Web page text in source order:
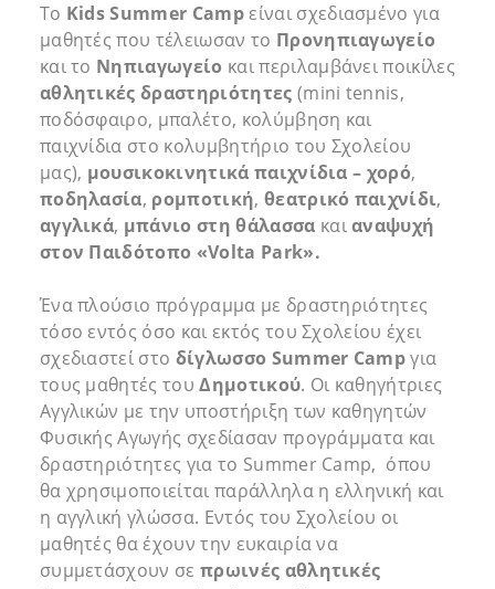
To Kids Summer Campείναι σχεδιασμένο για
μαθητές που τέλειωσαν το Προνηπιαγωγείο
και το Νηπιαγωγείο και περιλαμβάνει ποικίλες
αθλητικές δραστηριότητες (mini tennis,
ποδόσφαιρο, μπαλέτο, κολύμβηση και
παιχνίδια στο κολυμβητήριο του Σχολείου
μας), μουσικοκινητικά παιχνίδια – χορό,
ποδηλασία, ρομποτική, θεατρικό παιχνίδι,
αγγλικά, μπάνιο στη θάλασσα καιαναψυχή
στον Παιδότοπο «Volta Park».
Ένα πλούσιο πρόγραμμα με δραστηριότητες
τόσο εντός όσο και εκτός του Σχολείου έχει
σχεδιαστεί στο δίγλωσσο Summer Campγια
τους μαθητές τουΔημοτικού. Οι καθηγήτριες
Αγγλικών με την υποστήριξη των καθηγητών
Φυσικής Αγωγής σχεδίασαν προγράμματα και
δραστηριότητες για το Summer Camp, όπου
θα χρησιμοποιείται παράλληλα η ελληνική και
η αγγλική γλώσσα. Εντός του Σχολείου οι
μαθητές θα έχουν την ευκαιρία να
συμμετάσχουν σεπρωινές αθλητικές